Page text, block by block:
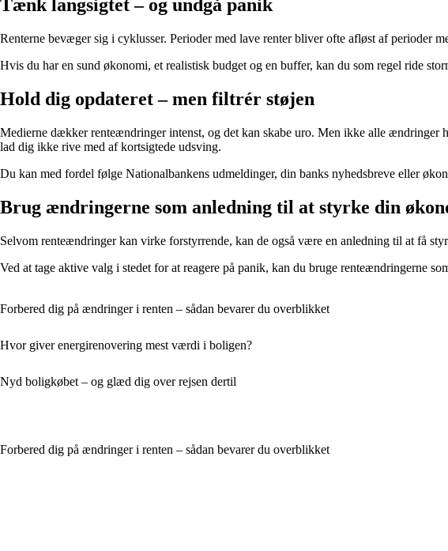
Tænk langsigtet – og undgå panik
Renterne bevæger sig i cyklusser. Perioder med lave renter bliver ofte afløst af perioder
Hvis du har en sund økonomi, et realistisk budget og en buffer, kan du som regel ride
Hold dig opdateret – men filtrér støjen
Medierne dækker renteændringer intenst, og det kan skabe uro. Men ikke alle
lad dig ikke rive med af kortsigtede udsving.
Du kan med fordel følge Nationalbankens udmeldinger, din banks nyhedsbreve eller
Brug ændringerne som anledning til at styrke din
Selvom renteændringer kan virke forstyrrende, kan de også være en anledning til at få
Ved at tage aktive valg i stedet for at reagere på panik, kan du bruge renteændringerne
Forbered dig på ændringer i renten – sådan bevarer du overblikket
Hvor giver energirenovering mest værdi i boligen?
Nyd boligkøbet – og glæd dig over rejsen dertil
Forbered dig på ændringer i renten – sådan bevarer du overblikket